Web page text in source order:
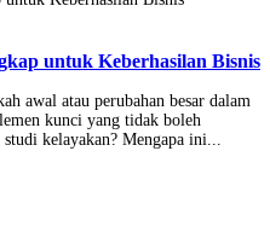
untuk Keberhasilan Bisnis
awal atau perubahan besar dalam
kunci yang tidak boleh
kelayakan? Mengapa ini...